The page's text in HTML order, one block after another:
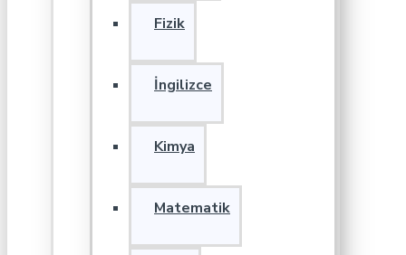
Fizik
İngilizce
Kimya
Matematik